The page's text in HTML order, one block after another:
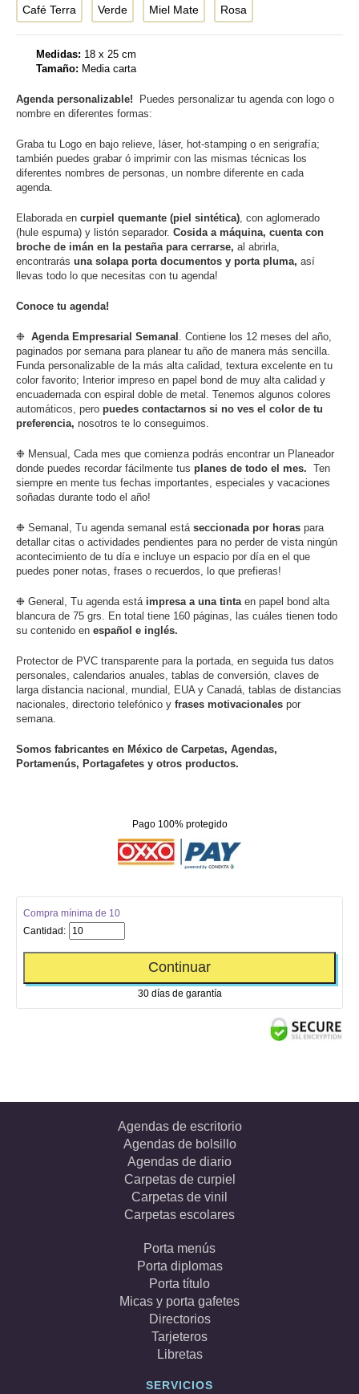
Café Terra Verde Miel Mate Rosa
Medidas: 18 x 25 cm
Tamaño: Media carta
Agenda personalizable!
Puedes personalizar tu agenda con logo o
nombre en diferentes formas:
Graba tu Logo en bajo relieve, láser, hot-stamping o en serigrafía;
también puedes grabar ó imprimir con las mismas técnicas los
diferentes nombres de personas, un nombre diferente en cada
agenda.
Elaborada en curpiel quemante (piel sintética), con aglomerado
(hule espuma) y listón separador. Cosida a máquina, cuenta con
broche de imán en la pestaña para cerrarse, al abrirla,
encontrarás una solapa porta documentos y porta pluma, así
llevas todo lo que necesitas con tu agenda!
Conoce tu agenda!
❉ Agenda Empresarial Semanal . Contiene los 12 meses del año,
paginados por semana para planear tu año de manera más sencilla.
Funda personalizable de la más alta calidad, textura excelente en tu
color favorito; Interior impreso en papel bond de muy alta calidad y
encuadernada con espiral doble de metal. Tenemos algunos colores
automáticos, pero puedes contactarnos si no ves el color de tu
preferencia, nosotros te lo conseguimos.
❉ Mensual, Cada mes que comienza podrás encontrar un Planeador
donde puedes recordar fácilmente tus planes de todo el mes. Ten
siempre en mente tus fechas importantes, especiales y vacaciones
soñadas durante todo el año!
❉ Semanal, Tu agenda semanal está seccionada por horas para
detallar citas o actividades pendientes para no perder de vista ningún
acontecimiento de tu día e incluye un espacio por día en el que
puedes poner notas, frases o recuerdos, lo que prefieras!
❉ General, Tu agenda está impresa a una tintaen papel bond alta
blancura de 75 grs. En total tiene 160 páginas, las cuáles tienen todo
su contenido en español e inglés.
Protector de PVC transparente para la portada, en seguida tus datos
personales, calendarios anuales, tablas de conversión, claves de
larga distancia nacional, mundial, EUA y Canadá, tablas de distancias
nacionales, directorio telefónico y frases motivacionales por
semana.
Somos fabricantes en México de Carpetas, Agendas,
Portamenús, Portagafetes y otros productos.
Pago 100% protegido
Compra mínima de 10
Cantidad:
Continuar
30 días de garantía
Agendas de escritorio
Agendas de bolsillo
Agendas de diario
Carpetas de curpiel
Carpetas de vinil
Carpetas escolares
Porta menús
Porta diplomas
Porta título
Micas y porta gafetes
Directorios
Tarjeteros
Libretas
SERVICIOS